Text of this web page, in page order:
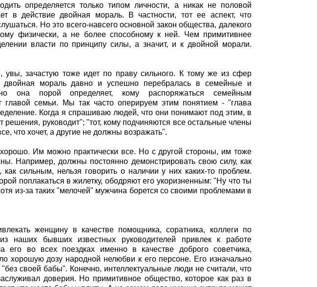
определяется только типом личности, а никак не половой
в действие двойная мораль. В частности, тот ее аспект, что
Но это всего-навсего основной закон общества, далекого
физически, а не более способному к ней. Чем примитивнее
власти по принципу силы, а значит, и к двойной морали.
увы, зачастую тоже идет по праву сильного. К тому же из сфер
двойная мораль давно и успешно перебралась в семейные и
она порой определяет, кому распоряжаться семейным
главой семьи. Мы так часто оперируем этим понятием - "глава
Когда я спрашиваю людей, что они понимают под этим, в
решения, руководит"; "тот, кому подчиняются все остальные члены
что хочет, а другие не должны возражать".
Им можно практически все. Но с другой стороны, им тоже
Например, должны постоянно демонстрировать свою силу, как
сильным, нельзя говорить о наличии у них каких-то проблем.
поплакаться в жилетку, ободряют его укоризненным: "Ну что ты
из-за таких "мелочей" мужчина борется со своими проблемами в
женщину в качестве помощника, соратника, коллеги по
наших бывших известных руководителей привлек к работе
его во всех поездках именно в качестве доброго советчика,
хорошую дозу народной нелюбви к его персоне. Его изначально
своей бабы". Конечно, интеллектуальные люди не считали, что
доверия. Но примитивное общество, которое как раз в